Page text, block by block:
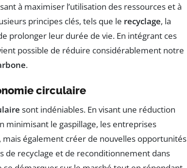
à maximiser l’utilisation des ressources et à
principes clés, tels que le recyclage, la
prolonger leur durée de vie. En intégrant ces
possible de réduire considérablement notre
.
circulaire
sont indéniables. En visant une réduction
minimisant le gaspillage, les entreprises
également créer de nouvelles opportunités
de recyclage et de reconditionnement dans